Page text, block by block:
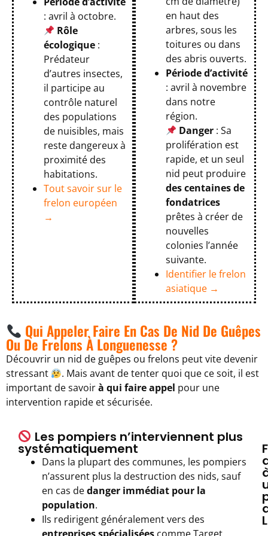
: avril à octobre.
Rôle
écologique :
Prédateur
d’autres insectes,
il participe au
contrôle naturel
des populations
de nuisibles, mais
reste dangereux à
proximité des
habitations.
Tout savoir sur le
frelon européen
→
en haut des
arbres, sous les
toitures ou dans
des abris ouverts.
Période d’activité
: avril à novembre
dans notre
région.
Danger : Sa
prolifération est
rapide, et un seul
nid peut produire
des centaines de
fondatrices
prêtes à créer de
nouvelles
colonies l’année
suivante.
Identifier le frelon
asiatique →
Qui Appeler Faire En Cas De Nid De Guêpes
Ou De Frelons À Longuenesse ?
Découvrir un nid de guêpes ou frelons peut vite devenir
stressant
. Mais avant de tenter quoi que ce soit, il est
important de savoirà qui faire appel pour une
intervention rapide et sécurisée.
Les pompiers n’interviennent plus
systématiquement
Dans la plupart des communes, les pompiers
n’assurent plus la destruction des nids, sauf
en cas dedanger immédiat pour la
population.
Ils redirigent généralement vers des